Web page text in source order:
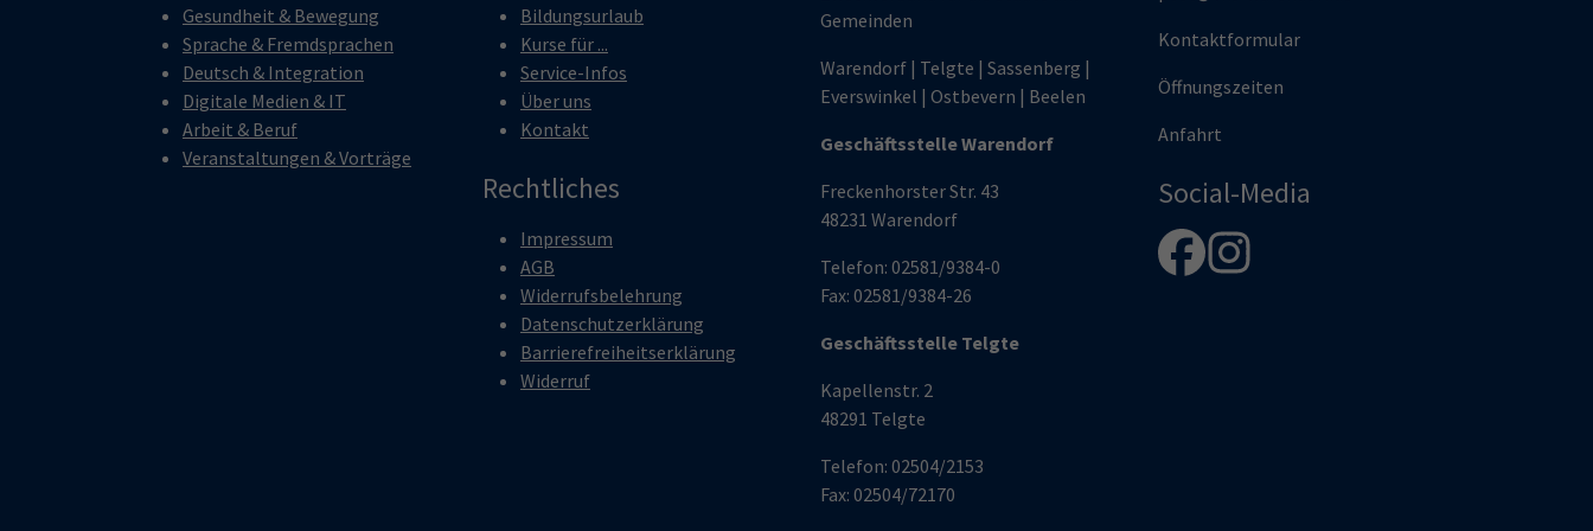
Gesundheit & Bewegung
Sprache & Fremdsprachen
Deutsch & Integration
Digitale Medien & IT
Arbeit & Beruf
Veranstaltungen & Vorträge
Bildungsurlaub
Kurse für ...
Service-Infos
Über uns
Kontakt
Rechtliches
Impressum
AGB
Widerrufsbelehrung
Datenschutzerklärung
Barrierefreiheitserklärung
Widerruf
Gemeinden
Warendorf | Telgte | Sassenberg |
Everswinkel | Ostbevern | Beelen
Geschäftsstelle Warendorf
Freckenhorster Str. 43
48231 Warendorf
Telefon: 02581/9384-0
Fax: 02581/9384-26
Geschäftsstelle Telgte
Kapellenstr. 2
48291 Telgte
Telefon: 02504/2153
Fax: 02504/72170
Kontaktformular
Öffnungszeiten
Anfahrt
Social-Media